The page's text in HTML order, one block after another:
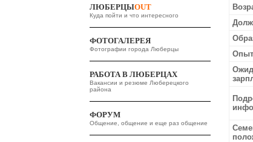
ЛЮБЕРЦЫOUT
Куда пойти и что интересного
ФОТОГАЛЕРЕЯ
Фотографии города Люберцы
РАБОТА В ЛЮБЕРЦАХ
Вакансии и резюме Люберецкого
района
ФОРУМ
Общение, общение и еще раз общение